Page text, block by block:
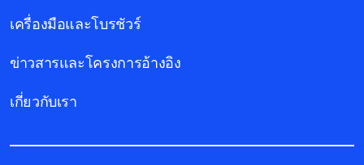
เครื่องมือและโบรชัวร์
ข่าวสารและโครงการอ้างอิง
เกี่ยวกับเรา